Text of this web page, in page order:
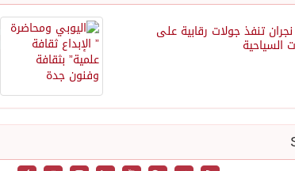
تنفذ جولات رقابية على
السياحية